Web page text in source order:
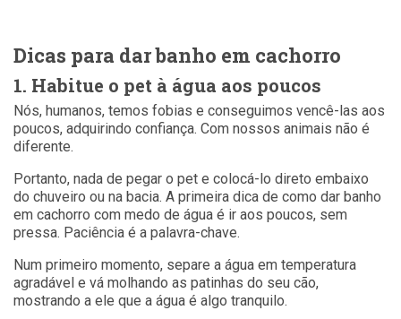
Dicas para dar banho em cachorro
1. Habitue o pet à água aos poucos
Nós, humanos, temos fobias e conseguimos vencê-las aos
poucos, adquirindo confiança. Com nossos animais não é
diferente.
Portanto, nada de pegar o pet e colocá-lo direto embaixo
do chuveiro ou na bacia. A primeira dica de como dar banho
em cachorro com medo de água é ir aos poucos, sem
pressa. Paciência é a palavra-chave.
Num primeiro momento, separe a água em temperatura
agradável e vá molhando as patinhas do seu cão,
mostrando a ele que a água é algo tranquilo.